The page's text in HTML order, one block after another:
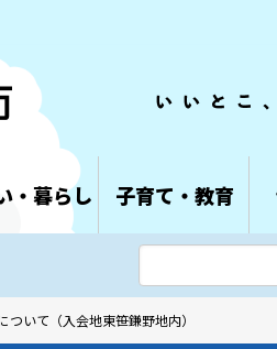
・暮らし 子育て・教育
ついて（入会地東笹鎌野地内）